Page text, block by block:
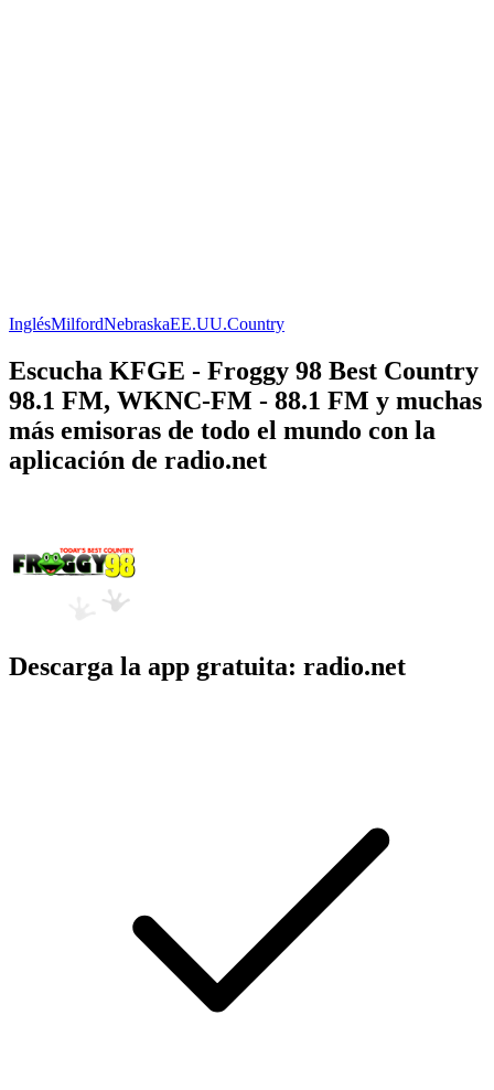
InglésMilfordNebraskaEE.UU.Country
Escucha KFGE - Froggy 98 Best Country
98.1 FM, WKNC-FM - 88.1 FM y muchas
más emisoras de todo el mundo con la
aplicación de radio.net
Descarga la app gratuita: radio.net